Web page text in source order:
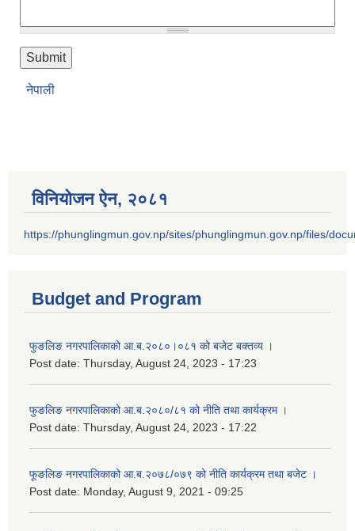
नेपाली
विनियोजन ऐन‚ २०८१
https://phunglingmun.gov.np/sites/phunglingmun.gov.np/files/
Budget and Program
फुङलिङ नगरपालिकाको आ.ब.२०८०।०८१ को बजेट बक्तव्य ।
Post date: Thursday, August 24, 2023 - 17:23
फुङलिङ नगरपालिकाको आ.ब.२०८०/८१ को नीति तथा कार्यक्रम ।
Post date: Thursday, August 24, 2023 - 17:22
फूङलिङ नगरपालिकाको आ.ब.२०७८/०७९ को नीति कार्यक्रम तथा बजेट ।
Post date: Monday, August 9, 2021 - 09:25